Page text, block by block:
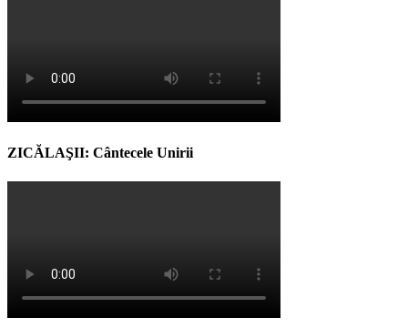
ZICĂLAŞII: Cântecele Unirii